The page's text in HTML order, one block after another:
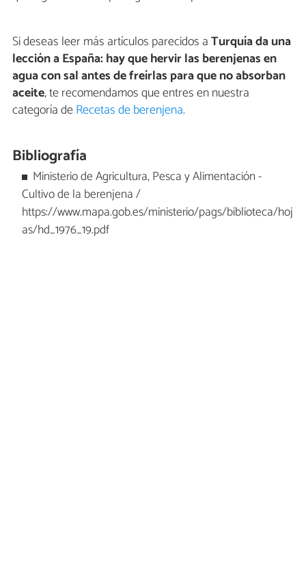
Si deseas leer más artículos parecidos aTurquía da una
lección a España: hay que hervir las berenjenas en
agua con sal antes de freírlas para que no absorban
aceite, te recomendamos que entres en nuestra
categoría deRecetas de berenjena.
Bibliografía
Ministerio de Agricultura, Pesca y Alimentación -
Cultivo de la berenjena /
https://www.mapa.gob.es/ministerio/pags/biblioteca/hoj
as/hd_1976_19.pdf